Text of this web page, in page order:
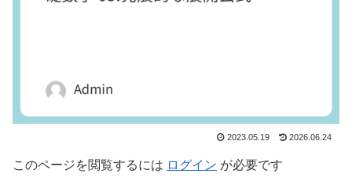
2023.05.19 2026.06.24
このページを閲覧するには ログイン が必要です